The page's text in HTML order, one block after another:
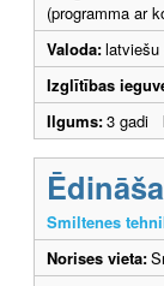
(programma ar
Valoda:latviešu
Izglītības
Ilgums:3 gadi
Smiltenes
Norises vieta: